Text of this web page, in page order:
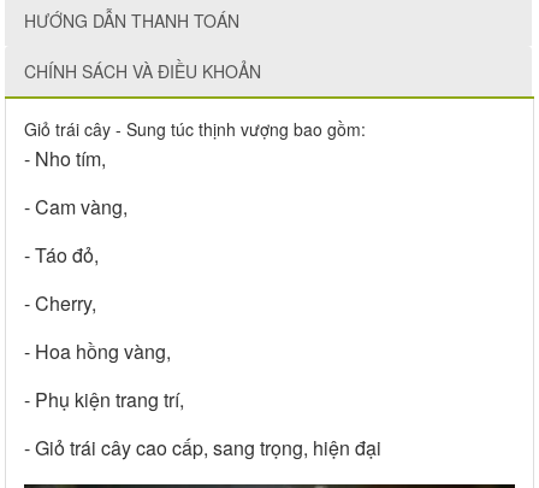
HƯỚNG DẪN THANH TOÁN
CHÍNH SÁCH VÀ ĐIỀU KHOẢN
Giỏ trái cây - Sung túc thịnh vượng bao gồm:
- Nho tím,
- Cam vàng,
- Táo đỏ,
- Cherry,
- Hoa hồng vàng,
- Phụ kiện trang trí,
- Giỏ trái cây cao cấp, sang trọng, hiện đại